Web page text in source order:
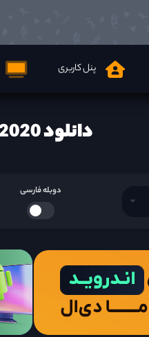
پنل کاربری
دانلود Professional Single 2020 ها
دوبله فارسی